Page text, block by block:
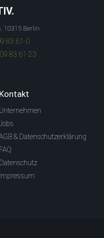
10315 Berlin
83 61-0
83 61-23
Kontakt
Unternehmen
& Datenschutzerklärung
FAQ
Datenschutz
Impressum